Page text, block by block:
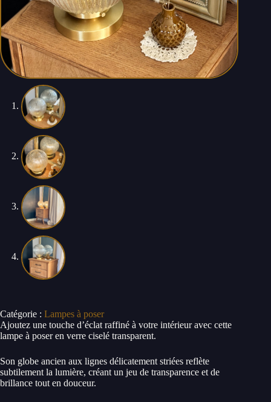
Catégorie : Lampes à poser
Ajoutez une touche d’éclat raffiné à votre intérieur avec cette
lampe à poser en verre ciselé transparent.
Son globe ancien aux lignes délicatement striées reflète
subtilement la lumière, créant un jeu de transparence et de
brillance tout en douceur.